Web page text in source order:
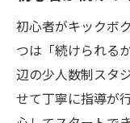
ムの特徴
キックボ
方法
サンドバッグ
初心者がキックボ
つは「続けられる
辺の少人数制スタ
せて丁寧に指導が